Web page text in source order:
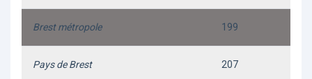
Brest métropole 199
Pays de Brest 207